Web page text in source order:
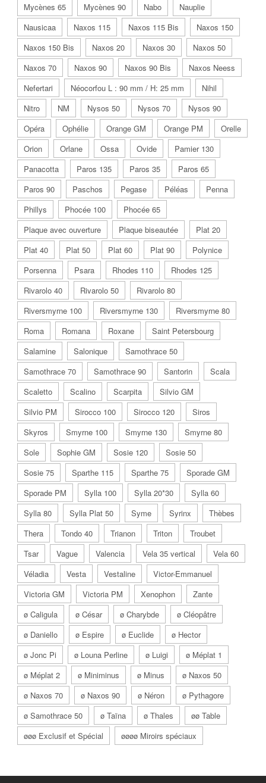
Mycènes 65
Mycènes 90 Nabo
Nauplie
Nausicaa
Naxos 115 Naxos 115 Bis
Naxos 150
Naxos 150 Bis
Naxos 20 Naxos 30
Naxos 50
Naxos 70
Naxos 90 Naxos 90 Bis
Naxos Neess
Nefertari
Néocorfou L : 90 mm / H: 25 mm
Nihil
Nitro
NM Nysos 50 Nysos 70
Nysos 90
Opéra
Ophélie Orange GM Orange PM
Orelle
Orion
Orlane Ossa Ovide
Pamier 130
Panacotta
Paros 135 Paros 35
Paros 65
Paros 90
Paschos Pegase Péléas
Penna
Phillys
Phocée 100
Phocée 65
Plaque avec ouverture
Plaque biseautée
Plat 20
Plat 40
Plat 50 Plat 60 Plat 90
Polynice
Porsenna
Psara Rhodes 110
Rhodes 125
Rivarolo 40
Rivarolo 50
Rivarolo 80
Riversmyrne 100
Riversmyrne 130
Riversmyrne 80
Roma
Romana Roxane
Saint Petersbourg
Salamine
Salonique
Samothrace 50
Samothrace 70
Samothrace 90 Santorin
Scala
Scaletto
Scalino Scarpita
Silvio GM
Silvio PM
Sirocco 100 Sirocco 120
Siros
Skyros
Smyrne 100 Smyrne 130
Smyrne 80
Sole
Sophie GM Sosie 120
Sosie 50
Sosie 75
Sparthe 115 Sparthe 75
Sporade GM
Sporade PM
Sylla 100 Sylla 20*30
Sylla 60
Sylla 80
Sylla Plat 50 Syme Syrinx
Thèbes
Thera
Tondo 40 Trianon Triton
Troubet
Tsar
Vague Valencia Vela 35 vertical
Vela 60
Véladia
Vesta Vestaline
Victor-Emmanuel
Victoria GM
Victoria PM Xenophon
Zante
ø Caligula
ø César ø Charybde
ø Cléopâtre
ø Daniello
ø Espire ø Euclide
ø Hector
ø Jonc Pi
ø Louna Perline ø Luigi
ø Méplat 1
ø Méplat 2
ø Miniminus ø Minus
ø Naxos 50
ø Naxos 70
ø Naxos 90 ø Néron
ø Pythagore
ø Samothrace 50
ø Taïna ø Thales
øø Table
øøø Exclusif et Spécial
øøøø Miroirs spéciaux